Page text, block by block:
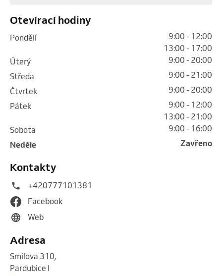
Otevírací hodiny
pondělí
9:00 - 12:00
13:00 - 17:00
úterý
9:00 - 20:00
středa
9:00 - 21:00
čtvrtek
9:00 - 20:00
pátek
9:00 - 12:00
13:00 - 21:00
sobota
9:00 - 16:00
neděle
Zavřeno
Kontakty
+420777101381
Facebook
Web
Adresa
Smilova 310,
Pardubice I